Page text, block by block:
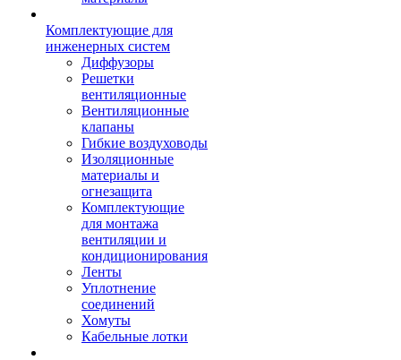
Комплектующие для
инженерных систем
Диффузоры
Решетки
вентиляционные
Вентиляционные
клапаны
Гибкие воздуховоды
Изоляционные
материалы и
огнезащита
Комплектующие
для монтажа
вентиляции и
кондиционирования
Ленты
Уплотнение
соединений
Хомуты
Кабельные лотки